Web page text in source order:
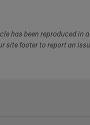
has been reproduced in
site footer to report an